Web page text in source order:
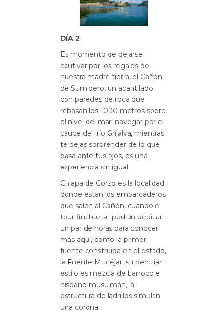
DÍA 2
Es momento de dejarse
cautivar por los regalos de
nuestra madre tierra, el Cañón
de Sumidero, un acantilado
con paredes de roca que
rebasan los 1000 metros sobre
el nivel del mar; navegar por el
cauce del río Grijalva, mientras
te dejas sorprender de lo que
pasa ante tus ojos, es una
experiencia sin igual.
Chiapa de Corzo es la localidad
donde están los embarcaderos
que salen al Cañón, cuando el
tour finalice se podrán dedicar
un par de horas para conocer
más aquí, como la primer
fuente construida en el estado,
la Fuente Mudéjar, su peculiar
estilo es mezcla de barroco e
hispano-musulmán, la
estructura de ladrillos simulan
una corona.